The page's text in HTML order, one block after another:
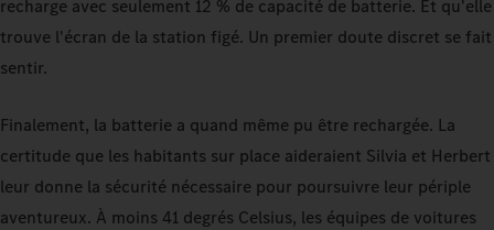
recharge avec seulement 12 % de capacité de batterie. Et qu'elle
trouve l'écran de la station figé. Un premier doute discret se fait
sentir.
Finalement, la batterie a quand même pu être rechargée. La
certitude que les habitants sur place aideraient Silvia et Herbert
leur donne la sécurité nécessaire pour poursuivre leur périple
aventureux. À moins 41 degrés Celsius, les équipes de voitures